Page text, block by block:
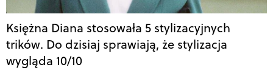
Księżna Diana stosowała 5 stylizacyjnych
trików. Do dzisiaj sprawiają, że stylizacja
wygląda 10/10